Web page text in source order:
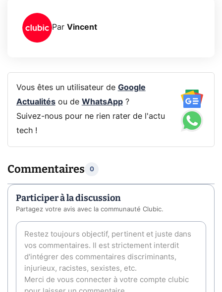
Par Vincent
Vous êtes un utilisateur de Google
Actualitésou de WhatsApp?
Suivez-nous pour ne rien rater de l'actu
tech !
Commentaires 0
Participer à la discussion
Partagez votre avis avec la communauté Clubic.